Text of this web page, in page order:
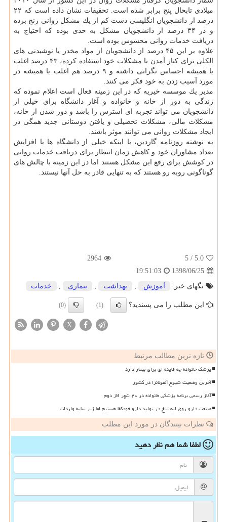
میلادی تابحال پنج برابر شده است. تحقیقات نشان داده است كه ۲۲
درصد از دانشجویان انگلیسی دست كم از یك مشكل روانی رنج برده
و در ۳۴ درصد از دانشجویان مشكل به حدی بوده كه احتیاج به
دریافت خدمات روانی محسوس بوده است.
علاوه بر این ۴۵ درصد از دانشجویان از مواد مخدر یا نوشیدنی های
الكلی برای كنار آمدن با مشكلات خود استفاده كرده، ۴۳ درصد اغلب
یا همیشه احساس نگرانی داشته و ۹ درصد هم اغلب یا همیشه در
مورد آسیب زدن به خود فكر می كنند.
مدیر یك موسسه خیریه كه در این زمینه فعال است اعلام نموده كه
زندگی به دور از خانه و خانواده و آغاز دانشگاه برای خیلی از
دانشجویان می تواند تجربه ای استرس زا باشد و دور شدن از خانه،
مشكلات مالی، مشكلات تحصیلی و یافتن دوستانی جدید همگی در
ایجاد مشكلات روانی می توانند موثر باشند.
به نوشته روزنامه گاردین، با اینكه خیلی از دانشگاه ها با افزایش
تعداد مشاوران خود و كاهش زمان انتظار برای دریافت خدمات روانی
در كوشش برای رفع این مشكل هستند اما در این زمینه با چالش های
گوناگونی روبه رو هستند كه به تنهایی قادر به حل آنها نیستند.
5.0
/ 5
2964
1398/06/25
19:51:03
تگهای خبر:
آموزش , بهداشت , بیماری , خدمات
این مطلب را می پسندید؟ (1)
(0)
X
تازه ترین مطالب مرتبط
پزشک خانواده چه فایده ای برای بیمار دارد
آخرین وضعیت شیوع آنفولانزا در کشور
آغاز رسمی برنامه پزشکی خانواده در ۲۰ شهر فاز دوم
صنعت دارو روی لبه تیغ در تولید دارو خودکفا هستیم اما زیر سایه واردات
نظرات بینندگان در مورد این مطلب
لطفا شما همنظر دهید